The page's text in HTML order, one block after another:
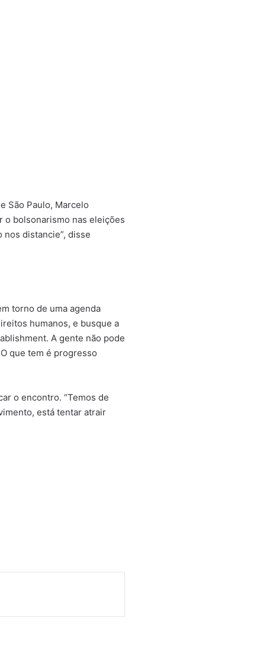
São Paulo, Marcelo
o bolsonarismo nas eleições
nos distancie”, disse
torno de uma agenda
humanos, e busque a
A gente não pode
que tem é progresso
o encontro. “Temos de
está tentar atrair